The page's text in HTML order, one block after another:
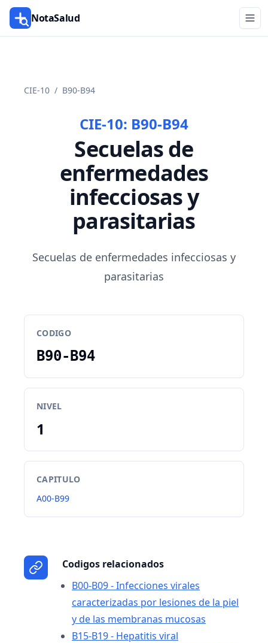
NotaSalud
CIE-10 / B90-B94
CIE-10: B90-B94
Secuelas de
enfermedades
infecciosas y
parasitarias
Secuelas de enfermedades infecciosas y
parasitarias
CODIGO
B90-B94
NIVEL
1
CAPITULO
A00-B99
Codigos relacionados
B00-B09 - Infecciones virales
caracterizadas por lesiones de la piel
y de las membranas mucosas
B15-B19 - Hepatitis viral